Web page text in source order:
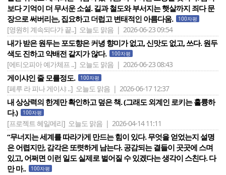
보다 기억이 더 무서운 소설. 길과 철도와 부서지는 햇살까지 죄다 문
장으로 써버리는, 집요하고 더럽고 변태적인 아름다움.
100자평
[영원히 계속되다가 끝..] 오늘도 맑음 | 2026-06-23 09:54
내가 받은 원두는 포도향은 커녕 향미가 없고, 신맛도 없고, 쓰다. 원두
색도 진하고 약배전 같지가 않다.
100자평
[에티오피아 예가체프 ..] 오늘도 맑음 | 2026-06-23 08:43
게이샤인 줄 모를정도. 100자평
[페루 라 피나 게이샤 ..] 오늘도 맑음 | 2026-06-17 12:37
내 상상력의 한계만 확인하고 덮은 책. (그래도 외계인 로키는 훌륭하
다.)
100자평
[프로젝트 헤일메리] 오늘도 맑음 | 2026-04-14 11:11
“무너지는 세계를 따라가게 만드는 힘이 있다. 무엇을 얻었는지 설명
은 어렵지만, 감각은 또렷하게 남는다. 공감되는 결들이 곳곳에 스며
있고, 어쩌면 이런 일도 실제로 벌어질 수 있겠다는 생각이 스친다. 다
만 마..
100자평